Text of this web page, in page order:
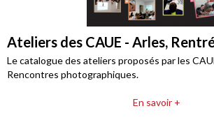
Ateliers des CAUE - Arles,
Le catalogue des ateliers proposés par les
Rencontres photographiques.
En savoir +